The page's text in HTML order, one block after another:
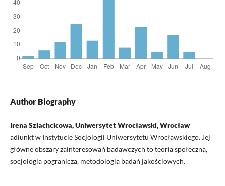
Author Biography
Irena Szlachcicowa, Uniwersytet Wrocławski, Wrocław
adiunkt w Instytucie Socjologii Uniwersytetu Wrocławskiego. Jej
główne obszary zainteresowań badawczych to teoria społeczna,
socjologia pogranicza, metodologia badań jakościowych.